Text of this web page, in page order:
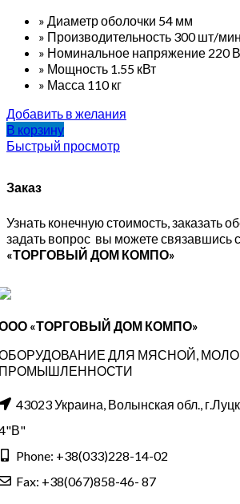
» Диаметр оболочки 54 мм
» Производительность 300 шт/мин
» Номинальное напряжение 220 В
» Мощность 1.55 кВт
» Масса 110 кг
Добавить в желания
В корзину
Быстрый просмотр
Заказ
Узнать конечную стоимость, заказать
задать вопрос вы можете связавшись
«ТОРГОВЫЙ ДОМ КОМПО»
«ТОРГОВЫЙ ДОМ КОМПО»
ДЛЯ МЯСНОЙ,
43023 Украина, Волынская обл.,
Phone: +38(033)228-14-02
Fax: +38(067)858-46- 87